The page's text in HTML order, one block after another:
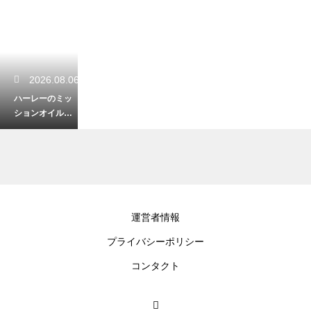
2026.08.06
ハーレーのミッ
ションオイルの
量の確認方法！
運営者情報
プライバシーポリシー
コンタクト